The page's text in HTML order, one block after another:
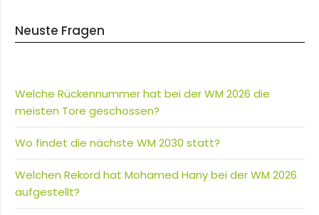
Neuste Fragen
Welche Rückennummer hat bei der WM 2026 die
meisten Tore geschossen?
Wo findet die nächste WM 2030 statt?
Welchen Rekord hat Mohamed Hany bei der WM 2026
aufgestellt?